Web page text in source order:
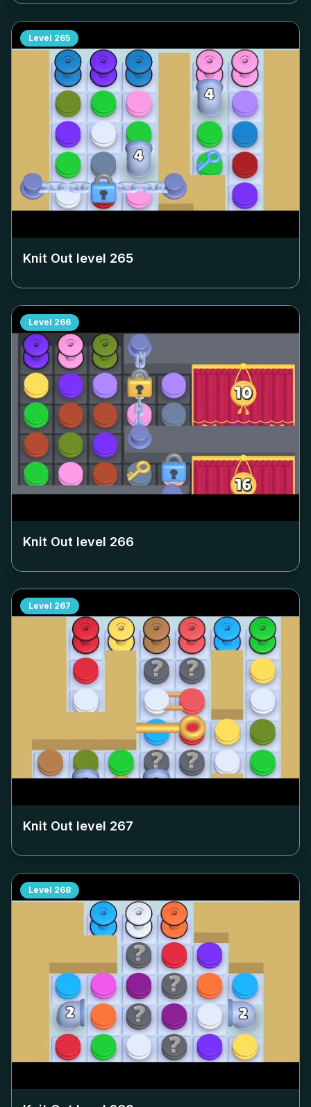
Level 265
Knit Out level 265
Level 266
Knit Out level 266
Level 267
Knit Out level 267
Level 268